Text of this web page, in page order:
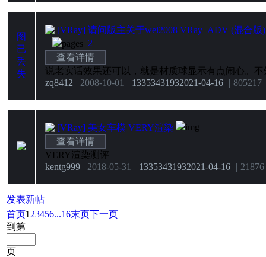
图
已
丢
失
[VRay] 请问版主关于wei2008 VRay ADV (混合版
2
查看详情
zq8412 2008-10-01 | 13353431932021-04-16 | 805217
[VRay] 美女车模 VERY渲染
查看详情
VERY渲染测评
kentg999
2018-05-31 | 13353431932021-04-16 | 21876
发表新帖
首页123456...16末页下一页
到第
页